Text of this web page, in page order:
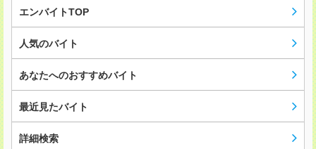
エンバイトTOP
人気のバイト
あなたへのおすすめバイト
最近見たバイト
詳細検索